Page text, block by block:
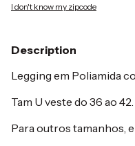
I don't know my zipcode
Description
Legging em Poliamida
Tam U veste do 36 ao 42.
Para outros tamanhos,